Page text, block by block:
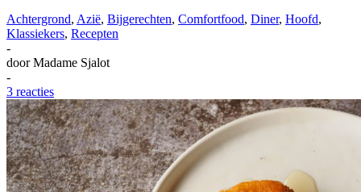
Achtergrond, Azië, Bijgerechten, Comfortfood, Diner, Hoofd,
Klassiekers, Recepten
-
doorMadame Sjalot
-
3 reacties